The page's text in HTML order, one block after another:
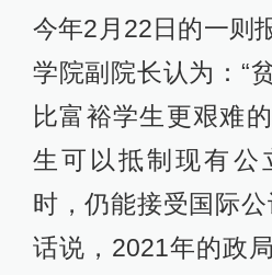
今年2月22日的一则
学院副院长认为：“
比富裕学生更艰难
生可以抵制现有公
时，仍能接受国际
话说，2021年的政